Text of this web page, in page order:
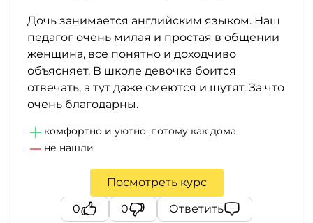
Дочь занимается английским языком. Наш
педагог очень милая и простая в общении
женщина, все понятно и доходчиво
объясняет. В школе девочка боится
отвечать, а тут даже смеются и шутят. За что
очень благодарны.
комфортно и уютно ,потому как дома
не нашли
Посмотреть курс
0
0 Ответить
Для
детей
Красота,
здоровье,
фитнес
Психология